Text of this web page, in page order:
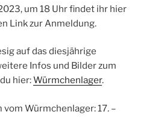
um 18 Uhr findet ihr hier
Link zur Anmeldung.
auf das diesjährige
Infos und Bilder zum
hier:Würmchenlager.
vom Würmchenlager: 17. –